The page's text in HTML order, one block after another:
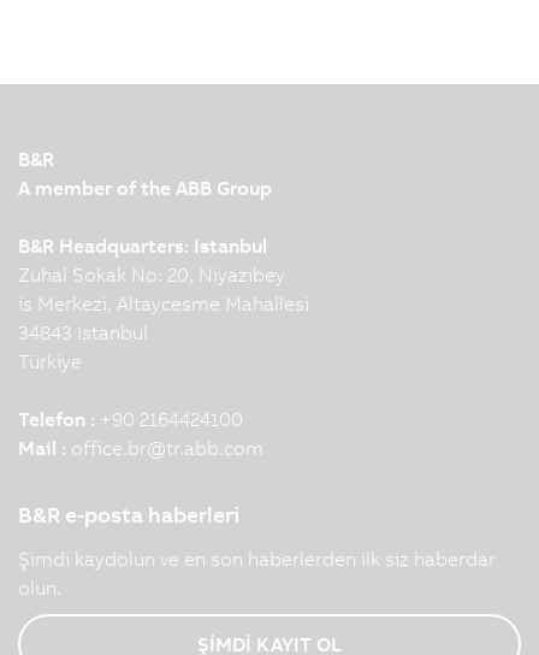
B&R
A member of the ABB Group
B&R Headquarters: Istanbul
Zuhal Sokak No: 20, Niyazibey
is Merkezi, Altaycesme Mahallesi
34843 Istanbul
Türkiye
Telefon : +90 2164424100
Mail : office.br@tr.abb.com
B&R e-posta haberleri
Şimdi kaydolun ve en son haberlerden ilk siz haberdar
olun.
ŞİMDİ KAYIT OL